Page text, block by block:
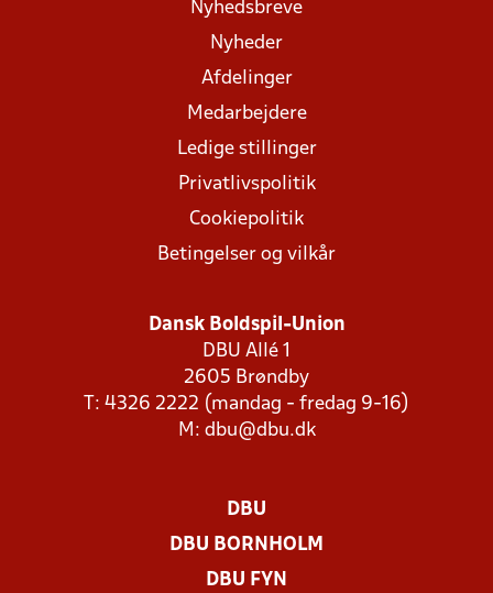
Nyhedsbreve
Nyheder
Afdelinger
Medarbejdere
Ledige stillinger
Privatlivspolitik
Cookiepolitik
Betingelser og vilkår
Dansk Boldspil-Union
DBU Allé 1
2605 Brøndby
T: 4326 2222 (mandag - fredag 9-16)
M: dbu@dbu.dk
DBU
DBU BORNHOLM
DBU FYN